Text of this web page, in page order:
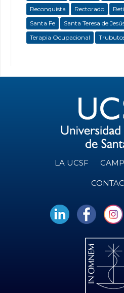
Reconquista
Rectorado
Santa Fe
Santa Teresa de
Terapia Ocupacional
LA UCSF